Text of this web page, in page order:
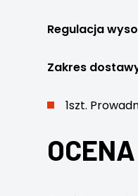
Regulacja
Zakres
1szt.